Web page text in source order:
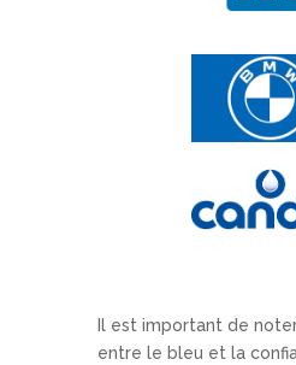
Il est important de
entre le bleu et la